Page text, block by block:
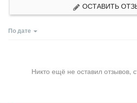
ОСТАВИТЬ
По дате
Никто ещё не оставил отзывов,